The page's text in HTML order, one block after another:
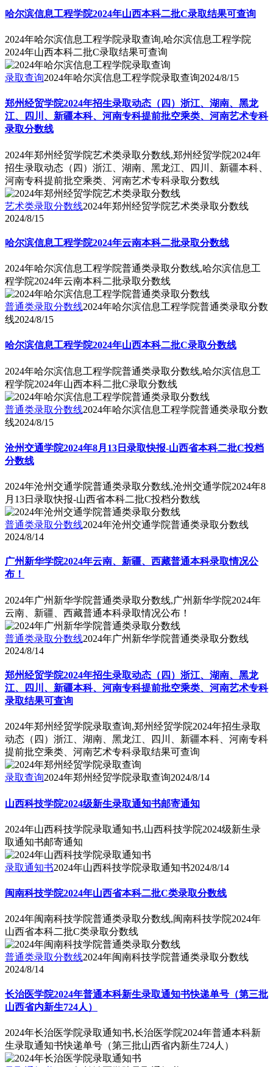
哈尔滨信息工程学院2024年山西本科二批C录取结果可查询
2024年哈尔滨信息工程学院录取查询,哈尔滨信息工程学院
2024年山西本科二批C录取结果可查询
录取查询2024年哈尔滨信息工程学院录取查询2024/8/15
郑州经贸学院2024年招生录取动态（四）浙江、湖南、黑龙
江、四川、新疆本科、河南专科提前批空乘类、河南艺术专科
录取分数线
2024年郑州经贸学院艺术类录取分数线,郑州经贸学院2024年
招生录取动态（四）浙江、湖南、黑龙江、四川、新疆本科、
河南专科提前批空乘类、河南艺术专科录取分数线
艺术类录取分数线2024年郑州经贸学院艺术类录取分数线
2024/8/15
哈尔滨信息工程学院2024年云南本科二批录取分数线
2024年哈尔滨信息工程学院普通类录取分数线,哈尔滨信息工
程学院2024年云南本科二批录取分数线
普通类录取分数线2024年哈尔滨信息工程学院普通类录取分数
线2024/8/15
哈尔滨信息工程学院2024年山西本科二批C录取分数线
2024年哈尔滨信息工程学院普通类录取分数线,哈尔滨信息工
程学院2024年山西本科二批C录取分数线
普通类录取分数线2024年哈尔滨信息工程学院普通类录取分数
线2024/8/15
沧州交通学院2024年8月13日录取快报-山西省本科二批C投档
分数线
2024年沧州交通学院普通类录取分数线,沧州交通学院2024年8
月13日录取快报-山西省本科二批C投档分数线
普通类录取分数线2024年沧州交通学院普通类录取分数线
2024/8/14
广州新华学院2024年云南、新疆、西藏普通本科录取情况公
布！
2024年广州新华学院普通类录取分数线,广州新华学院2024年
云南、新疆、西藏普通本科录取情况公布！
普通类录取分数线2024年广州新华学院普通类录取分数线
2024/8/14
郑州经贸学院2024年招生录取动态（四）浙江、湖南、黑龙
江、四川、新疆本科、河南专科提前批空乘类、河南艺术专科
录取结果可查询
2024年郑州经贸学院录取查询,郑州经贸学院2024年招生录取
动态（四）浙江、湖南、黑龙江、四川、新疆本科、河南专科
提前批空乘类、河南艺术专科录取结果可查询
录取查询2024年郑州经贸学院录取查询2024/8/14
山西科技学院2024级新生录取通知书邮寄通知
2024年山西科技学院录取通知书,山西科技学院2024级新生录
取通知书邮寄通知
录取通知书2024年山西科技学院录取通知书2024/8/14
闽南科技学院2024年山西省本科二批C类录取分数线
2024年闽南科技学院普通类录取分数线,闽南科技学院2024年
山西省本科二批C类录取分数线
普通类录取分数线2024年闽南科技学院普通类录取分数线
2024/8/14
长治医学院2024年普通本科新生录取通知书快递单号（第三批
山西省内新生724人）
2024年长治医学院录取通知书,长治医学院2024年普通本科新
生录取通知书快递单号（第三批山西省内新生724人）